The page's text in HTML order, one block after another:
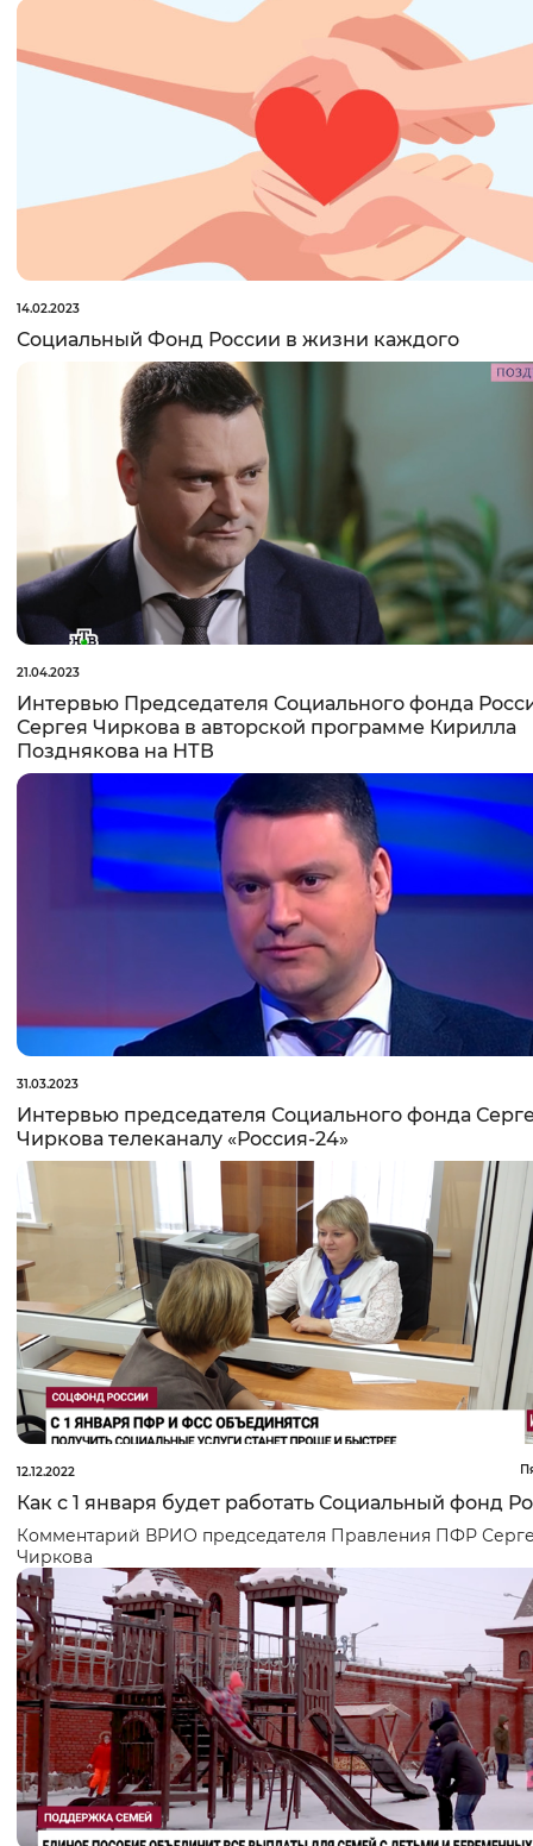
14.02.2023
Социальный Фонд России в жизни каждого
21.04.2023
Интервью Председателя Социального фонда
Сергея Чиркова в авторской программе Кирилла
Позднякова на НТВ
31.03.2023
Интервью председателя Социального фонда
Чиркова телеканалу «Россия-24»
12.12.2022
Как с 1 января будет работать Социальный фонд
Комментарий ВРИО председателя Правления ПФР
Чиркова